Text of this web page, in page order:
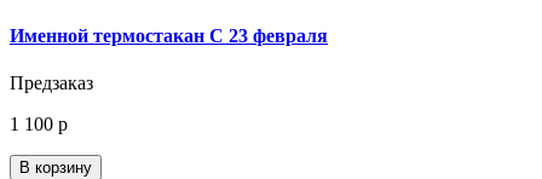
Именной термостакан C 23 февраля
Предзаказ
1 100 р
В корзину